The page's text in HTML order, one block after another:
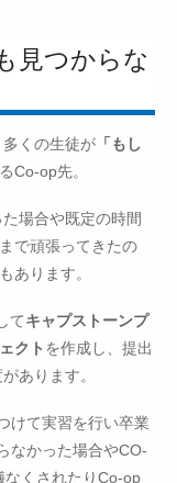
見つからな
くの生徒が 「もし
Co-op先。
場合や既定の時間
で頑張ってきたの
あります。
てキャプストーンプ
クト を作成し、提出
あります。
けて実習を行い卒業
なかった場合やCO-
なくされたりCo-op